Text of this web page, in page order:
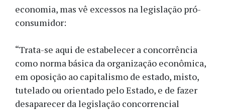
economia, mas vê excessos na legislação pró-
consumidor:
“Trata-se aqui de estabelecer a concorrência
como norma básica da organização econômica,
em oposição ao capitalismo de estado, misto,
tutelado ou orientado pelo Estado, e de fazer
desaparecer da legislação concorrencial